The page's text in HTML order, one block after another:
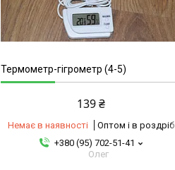
Термометр-гігрометр (4-5)
139 ₴
Немає в наявності
Оптом і в роздріб
+380 (95) 702-51-41
Олег